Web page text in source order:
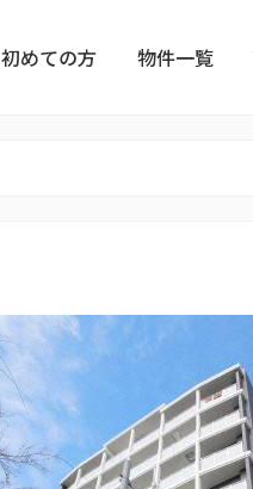
初めての方 物件一覧